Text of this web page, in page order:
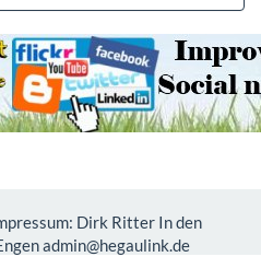
Dirk Ritter In den
admin@hegaulink.de